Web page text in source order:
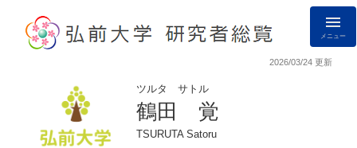
メニュー
2026/03/24 更新
ツルタ サトル
鶴田 覚
TSURUTA Satoru